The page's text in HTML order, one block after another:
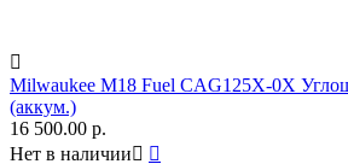

Milwaukee M18 Fuel CAG125X-0X
(аккум.)
16 500.00 р.
Нет в наличии 